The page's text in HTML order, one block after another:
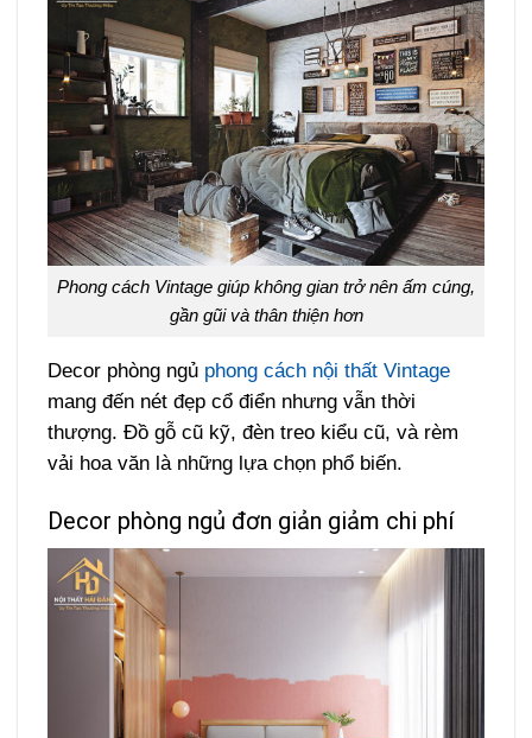
Phong cách Vintage giúp không gian trở nên ấm cúng,
gần gũi và thân thiện hơn
Decor phòng ngủ phong cách nội thất Vintage
mang đến nét đẹp cổ điển nhưng vẫn thời
thượng. Đồ gỗ cũ kỹ, đèn treo kiểu cũ, và rèm
vải hoa văn là những lựa chọn phổ biến.
Decor phòng ngủ đơn giản giảm chi phí